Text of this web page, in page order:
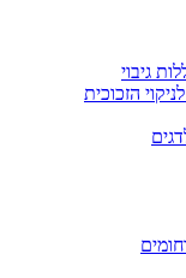
גיבוי
הזכוכית